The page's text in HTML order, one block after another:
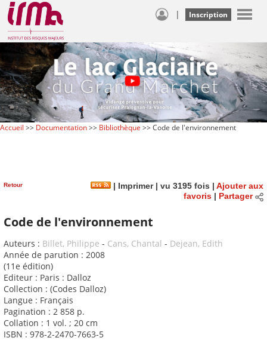
| Inscription
Accueil >> Documentation>> Bibliothèque >> Code de l'environnement
Retour | Imprimer| vu 3195 fois | Ajouter aux
favoris| Partager
Code de l'environnement
Auteurs : Billet, Philippe - Cans, Chantal - Dejean, Edith
Année de parution : 2008
(11e édition)
Editeur : Paris : Dalloz
Collection : (Codes Dalloz)
Langue : Français
Pagination : 2 858 p.
Collation : 1 vol. ; 20 cm
ISBN : 978-2-2470-7663-5